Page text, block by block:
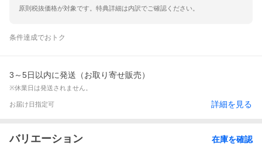
原則税抜価格が対象です。特典詳細は内訳でご確認ください。
条件達成でおトク
3～5日以内に発送（お取り寄せ販売）
※休業日は発送されません。
お届け日指定可 詳細を見る
バリエーション 在庫を確認